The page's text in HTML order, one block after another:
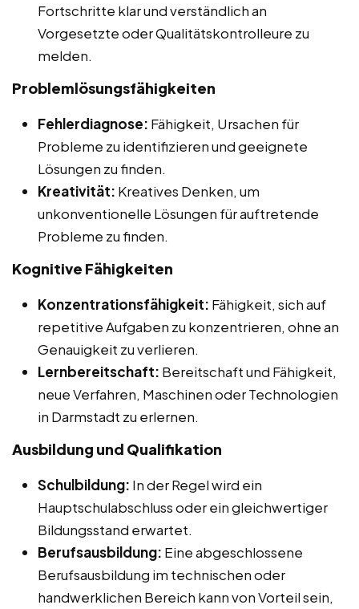
Fortschritte klar und verständlich an
Vorgesetzte oder Qualitätskontrolleure zu
melden.
Problemlösungsfähigkeiten
Fehlerdiagnose: Fähigkeit, Ursachen für
Probleme zu identifizieren und geeignete
Lösungen zu finden.
Kreativität: Kreatives Denken, um
unkonventionelle Lösungen für auftretende
Probleme zu finden.
Kognitive Fähigkeiten
Konzentrationsfähigkeit: Fähigkeit, sich auf
repetitive Aufgaben zu konzentrieren, ohne an
Genauigkeit zu verlieren.
Lernbereitschaft: Bereitschaft und Fähigkeit,
neue Verfahren, Maschinen oder Technologien
in Darmstadt zu erlernen.
Ausbildung und Qualifikation
Schulbildung: In der Regel wird ein
Hauptschulabschluss oder ein gleichwertiger
Bildungsstand erwartet.
Berufsausbildung: Eine abgeschlossene
Berufsausbildung im technischen oder
handwerklichen Bereich kann von Vorteil sein,